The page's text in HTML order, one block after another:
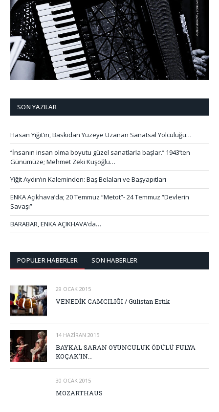
SON YAZILAR
Hasan Yiğit’in, Baskıdan Yüzeye Uzanan Sanatsal Yolculuğu…
‘’İnsanın insan olma boyutu güzel sanatlarla başlar.’’ 1943’ten
Günümüze; Mehmet Zeki Kuşoğlu…
Yiğit Aydın’ın Kaleminden: Baş Belaları ve Başyapıtları
ENKA Açıkhava’da; 20 Temmuz “Metot”- 24 Temmuz “Devlerin
Savaşı”
BARABAR, ENKA AÇIKHAVA’da…
POPÜLER HABERLER SON HABERLER
29 OCAK 2015
VENEDİK CAMCILIĞI / Gülistan Ertik
14 HAZIRAN 2015
BAYKAL SARAN OYUNCULUK ÖDÜLÜ FULYA
KOÇAK’IN…
30 OCAK 2015
MOZARTHAUS